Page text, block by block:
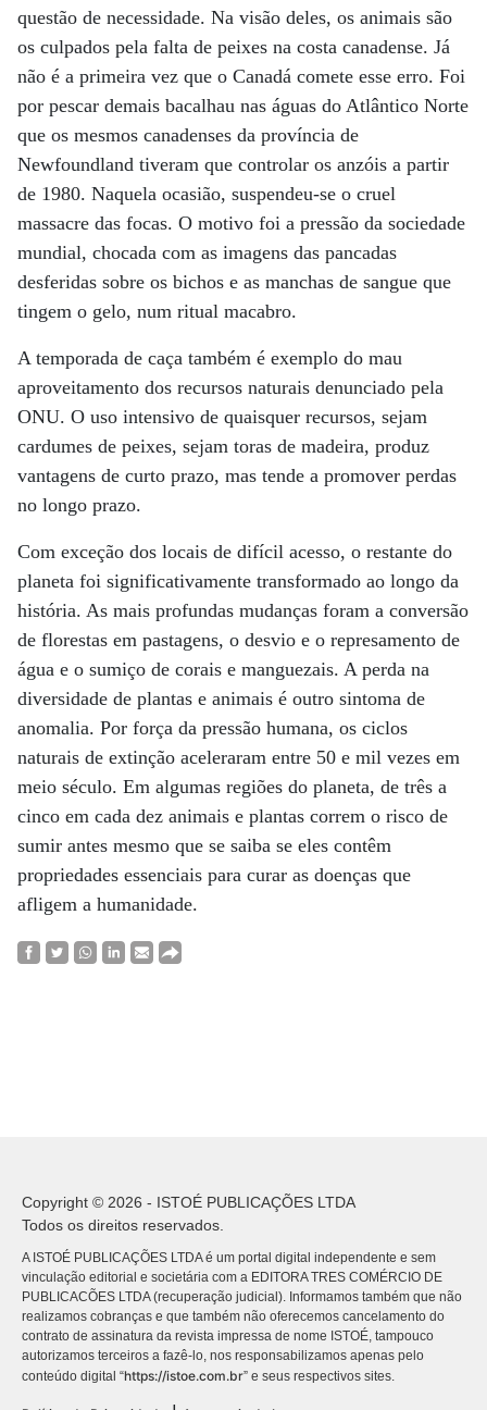
questão de necessidade. Na visão deles, os animais são
os culpados pela falta de peixes na costa canadense. Já
não é a primeira vez que o Canadá comete esse erro. Foi
por pescar demais bacalhau nas águas do Atlântico Norte
que os mesmos canadenses da província de
Newfoundland tiveram que controlar os anzóis a partir
de 1980. Naquela ocasião, suspendeu-se o cruel
massacre das focas. O motivo foi a pressão da sociedade
mundial, chocada com as imagens das pancadas
desferidas sobre os bichos e as manchas de sangue que
tingem o gelo, num ritual macabro.
A temporada de caça também é exemplo do mau
aproveitamento dos recursos naturais denunciado pela
ONU. O uso intensivo de quaisquer recursos, sejam
cardumes de peixes, sejam toras de madeira, produz
vantagens de curto prazo, mas tende a promover perdas
no longo prazo.
Com exceção dos locais de difícil acesso, o restante do
planeta foi significativamente transformado ao longo da
história. As mais profundas mudanças foram a conversão
de florestas em pastagens, o desvio e o represamento de
água e o sumiço de corais e manguezais. A perda na
diversidade de plantas e animais é outro sintoma de
anomalia. Por força da pressão humana, os ciclos
naturais de extinção aceleraram entre 50 e mil vezes em
meio século. Em algumas regiões do planeta, de três a
cinco em cada dez animais e plantas correm o risco de
sumir antes mesmo que se saiba se eles contêm
propriedades essenciais para curar as doenças que
afligem a humanidade.
Copyright © 2026 - ISTOÉ PUBLICAÇÕES LTDA
Todos os direitos reservados.
A ISTOÉ PUBLICAÇÕES LTDA é um portal digital independente e sem
vinculação editorial e societária com a EDITORA TRES COMÉRCIO DE
PUBLICACÕES LTDA (recuperação judicial). Informamos também que não
realizamos cobranças e que também não oferecemos cancelamento do
contrato de assinatura da revista impressa de nome ISTOÉ, tampouco
autorizamos terceiros a fazê-lo, nos responsabilizamos apenas pelo
conteúdo digital “https://istoe.com.br” e seus respectivos sites.